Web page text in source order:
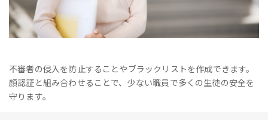
不審者の侵入を防止することやブラックリストを作成できます。
顔認証と組み合わせることで、少ない職員で多くの生徒の安全を
守ります。